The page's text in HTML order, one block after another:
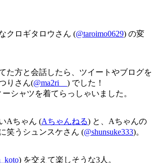
クロギタロウさん (@taroimo0629) の変
た方と会話したら、ツイートやブログを
りさん(@ma2ri__ ) でした！
シャツを着てらっしゃいました。
Aちゃん (Aちゃんねる) と、Aちゃんの
笑うシュンスケさん (@shunsuke333)。
) を交えて楽しそうな3人。